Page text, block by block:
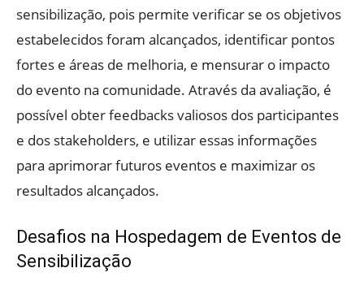
sensibilização, pois permite verificar se os objetivos
estabelecidos foram alcançados, identificar pontos
fortes e áreas de melhoria, e mensurar o impacto
do evento na comunidade. Através da avaliação, é
possível obter feedbacks valiosos dos participantes
e dos stakeholders, e utilizar essas informações
para aprimorar futuros eventos e maximizar os
resultados alcançados.
Desafios na Hospedagem de Eventos de
Sensibilização